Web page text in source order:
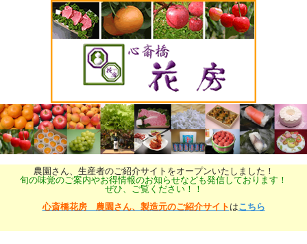
農園さん、生産者のご紹介サイトをオープンいたしました！
旬の味覚のご案内やお得情報のお知らせなども発信しております！
ぜひ、ご覧ください！！
心斎橋花房 農園さん、製造元のご紹介サイト はこちら